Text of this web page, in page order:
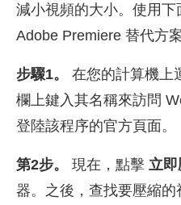
減小視頻的大小。使用
Adobe Premiere 替代方
步驟1。
在您的計算機上
欄上鍵入其名稱來訪問
登陸該程序的官方頁面。
第2步。 現在，點擊 立
器。之後，查找要壓縮的